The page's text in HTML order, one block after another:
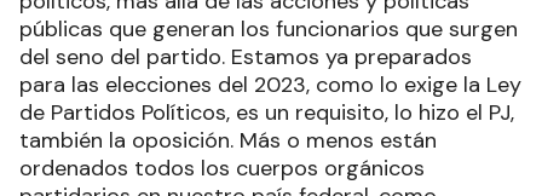
públicas que generan los funcionarios que surgen
del seno del partido. Estamos ya preparados
para las elecciones del 2023, como lo exige la Ley
de Partidos Políticos, es un requisito, lo hizo el PJ,
también la oposición. Más o menos están
ordenados todos los cuerpos orgánicos